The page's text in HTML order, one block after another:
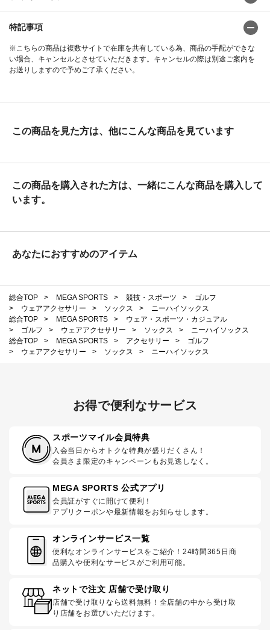
特記事項
※こちらの商品は複数サイトで在庫を共有している為、商品の手配ができな
い場合、キャンセルとさせていただきます。キャンセルの際は別途ご案内を
お送りしますので予めご了承ください。
この商品を見た方は、他にこんな商品を見ています
この商品を購入された方は、一緒にこんな商品を購入して
います。
あなたにおすすめのアイテム
総合TOP > MEGA SPORTS > 競技・スポーツ >
ゴルフ
>
ウェアアクセサリー > ソックス >
ニーハイソックス
総合TOP
> MEGA SPORTS >
ウェア・スポーツ・カジュアル
>
ゴルフ > ウェアアクセサリー > ソックス >
ニーハイソックス
総合TOP
> MEGA SPORTS > アクセサリー >
ゴルフ
>
ウェアアクセサリー > ソックス > ニーハイソックス
お得で便利なサービス
スポーツマイル会員特典
入会当日からオトクな特典が盛りだくさん！
会員さま限定のキャンペーンもお見逃しなく。
MEGA SPORTS 公式アプリ
会員証がすぐに開けて便利！
アプリクーポンや最新情報をお知らせします。
オンラインサービス一覧
便利なオンラインサービスをご紹介！24時間365日商
品購入や便利なサービスがご利用可能。
ネットで注文 店舗で受け取り
店舗で受け取りなら送料無料！全店舗の中から受け取
り店舗をお選びいただけます。